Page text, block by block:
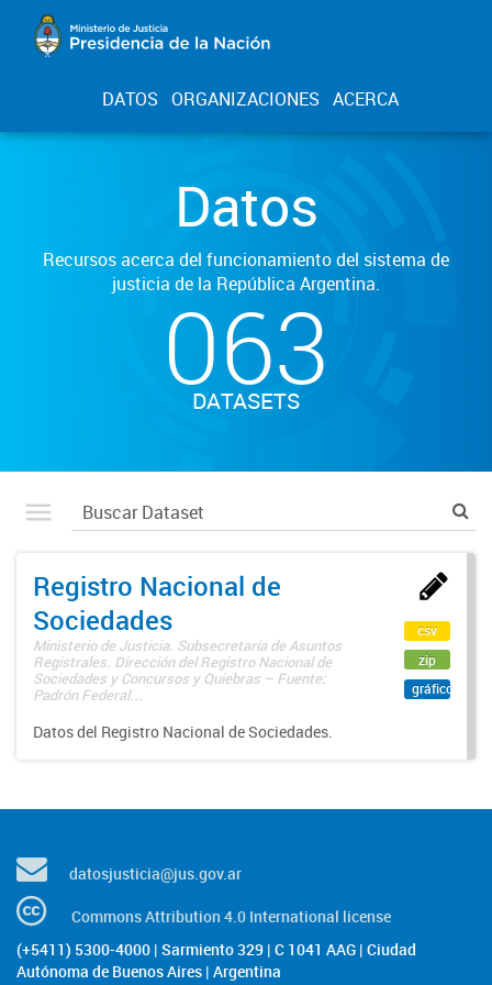
DATOS ORGANIZACIONES ACERCA
Datos
Recursos acerca del funcionamiento del sistema de
justicia de la República Argentina.
063
DATASETS
Registro Nacional de
Sociedades
Ministerio de Justicia. Subsecretaría de Asuntos
Registrales. Dirección del Registro Nacional de
Sociedades y Concursos y Quiebras – Fuente:
Padrón Federal...
Datos del Registro Nacional de Sociedades.
csv
zip
gráfico
datosjusticia@jus.gov.ar
Commons Attribution 4.0 International license
(+5411) 5300-4000 | Sarmiento 329 | C 1041 AAG | Ciudad
Autónoma de Buenos Aires | Argentina